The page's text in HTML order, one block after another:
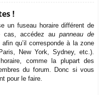
!
un fuseau horaire différent de
cas, accédez aupanneau de
qu’il corresponde à la zone
New York, Sydney, etc.).
comme la plupart des
du forum. Donc si vous
pour le faire.